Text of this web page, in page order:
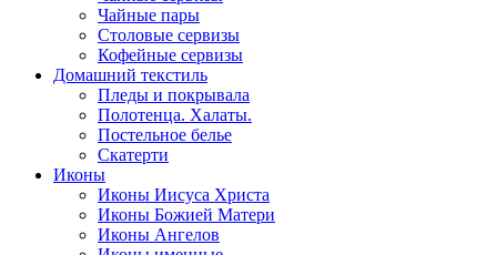
Чайные пары
Столовые сервизы
Кофейные сервизы
Домашний текстиль
Пледы и покрывала
Полотенца. Халаты.
Постельное белье
Скатерти
Иконы
Иконы Иисуса Христа
Иконы Божией Матери
Иконы Ангелов